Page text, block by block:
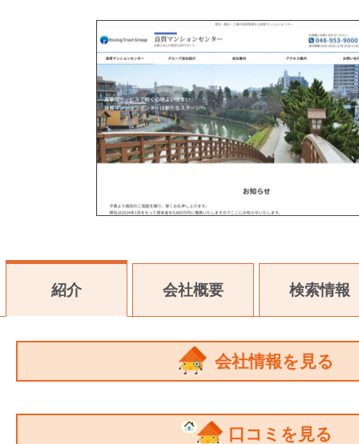
紹介 会社概要 検索情報
会社情報を見る
口コミを見る